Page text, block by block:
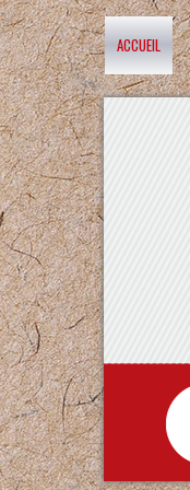
ACCUEIL